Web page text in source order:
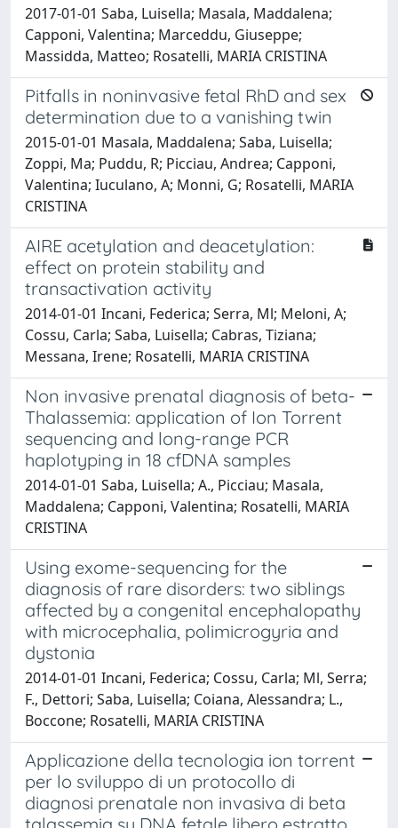
2017-01-01 Saba, Luisella; Masala, Maddalena;
Capponi, Valentina; Marceddu, Giuseppe;
Massidda, Matteo; Rosatelli, MARIA CRISTINA
Pitfalls in noninvasive fetal RhD and sex
determination due to a vanishing twin
2015-01-01 Masala, Maddalena; Saba, Luisella;
Zoppi, Ma; Puddu, R; Picciau, Andrea; Capponi,
Valentina; Iuculano, A; Monni, G; Rosatelli, MARIA
CRISTINA
AIRE acetylation and deacetylation:
effect on protein stability and
transactivation activity
2014-01-01 Incani, Federica; Serra, Ml; Meloni, A;
Cossu, Carla; Saba, Luisella; Cabras, Tiziana;
Messana, Irene; Rosatelli, MARIA CRISTINA
Non invasive prenatal diagnosis of beta-
Thalassemia: application of Ion Torrent
sequencing and long-range PCR
haplotyping in 18 cfDNA samples
2014-01-01 Saba, Luisella; A., Picciau; Masala,
Maddalena; Capponi, Valentina; Rosatelli, MARIA
CRISTINA
Using exome-sequencing for the
diagnosis of rare disorders: two siblings
affected by a congenital encephalopathy
with microcephalia, polimicrogyria and
dystonia
2014-01-01 Incani, Federica; Cossu, Carla; Ml, Serra;
F., Dettori; Saba, Luisella; Coiana, Alessandra; L.,
Boccone; Rosatelli, MARIA CRISTINA
Applicazione della tecnologia ion torrent
per lo sviluppo di un protocollo di
diagnosi prenatale non invasiva di beta